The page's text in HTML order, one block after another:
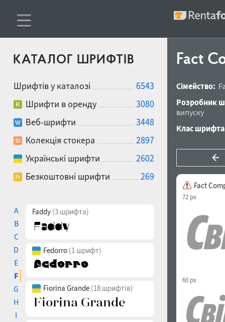
КАТАЛОГ ШРИФТІВ
Шрифтів у каталозі
6543
Шрифти в оренду
3080
Веб-шрифти
3448
Колекція стокера
2897
Українські шрифти
2602
Безкоштовні шрифти
269
A
B
C
D
E
F
G
H
I
Faddy (3 шрифта)
Fedorro (1 шрифт)
Fiorina Grande (18 шрифтів)
Fact
Сімейство:
Розробник
випуску
Клас
Fact
72 px
60 px